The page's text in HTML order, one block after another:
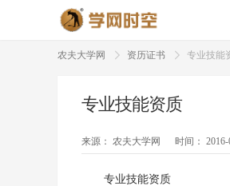
农夫大学网 资历证书 专业技能
专业技能资质
来源： 农夫大学网 时间：
专业技能资质